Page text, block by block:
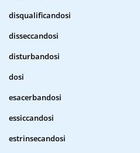
disqualificandosi
disseccandosi
disturbandosi
dosi
esacerbandosi
essiccandosi
estrinsecandosi